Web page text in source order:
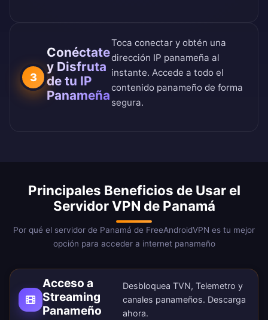
3
Conéctate
y Disfruta
de tu IP
Panameña
Toca conectar y obtén una
dirección IP panameña al
instante. Accede a todo el
contenido panameño de forma
segura.
Principales Beneficios de Usar el
Servidor VPN de Panamá
Por qué el servidor de Panamá de FreeAndroidVPN es tu mejor
opción para acceder a internet panameño
Acceso a
Streaming
Panameño
Desbloquea TVN, Telemetro y
canales panameños. Descarga
ahora.